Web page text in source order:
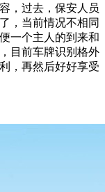
，过去，保安人员
，当前情况不相同
一个主人的到来和
目前车牌识别格外
，再然后好好享受